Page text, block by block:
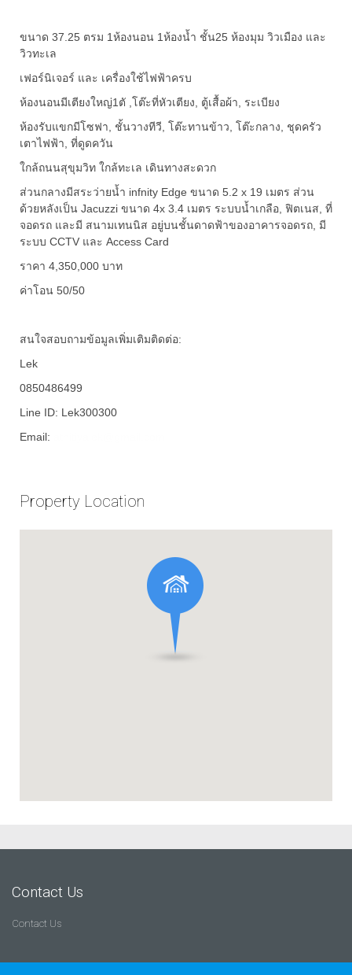
ขนาด 37.25 ตรม 1ห้องนอน 1ห้องน้ำ ชั้น25 ห้องมุม วิวเมือง และ
วิวทะเล
เฟอร์นิเจอร์ และ เครื่องใช้ไฟฟ้าครบ
ห้องนอนมีเตียงใหญ่1ตั ,โต๊ะที่หัวเตียง, ตู้เสื้อผ้า, ระเบียง
ห้องรับแขกมีโซฟา, ชั้นวางทีวี, โต๊ะทานข้าว, โต๊ะกลาง, ชุดครัว
เตาไฟฟ้า, ที่ดูดควัน
ใกล้ถนนสุขุมวิท ใกล้ทะเล เดินทางสะดวก
ส่วนกลางมีสระว่ายน้ำ infnity Edge ขนาด 5.2 x 19 เมตร ส่วน
ด้วยหลังเป็น Jacuzzi ขนาด 4x 3.4 เมตร ระบบน้ำเกลือ, ฟิตเนส, ที่
จอดรถ และมี สนามเทนนิส อยู่บนชั้นดาดฟ้าของอาคารจอดรถ, มี
ระบบ CCTV และ Access Card
ราคา 4,350,000 บาท
ค่าโอน 50/50
สนใจสอบถามข้อมูลเพิ่มเติมติดต่อ:
Lek
0850486499
Line ID: Lek300300
Email:
Property Location
Contact Us
Contact Us